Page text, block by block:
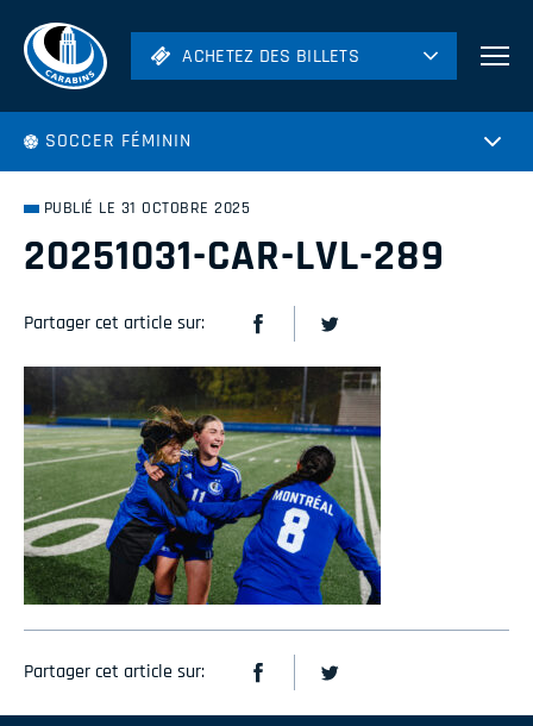
ACHETEZ DES BILLETS
Hockey
ACHETEZ DES BILLETS
SOCCER FÉMININ
PUBLIÉ LE 31 OCTOBRE 2025
20251031-CAR-LVL-289
Partager cet article sur:
Partager cet article sur: